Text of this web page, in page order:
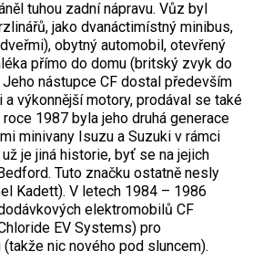
tuhou zadní nápravu. Vůz byl
jako dvanáctimístný minibus,
obytný automobil, otevřený
přímo do domu (britský zvyk do
nástupce CF dostal především
výkonnější motory, prodával se také
1987 byla jeho druhá generace
minivany Isuzu a Suzuki v rámci
je jiná historie, byť se na jejich
Tuto značku ostatně nesly
Kadett). V letech 1984 – 1986
elektromobilů CF
EV Systems) pro
nic nového pod sluncem).